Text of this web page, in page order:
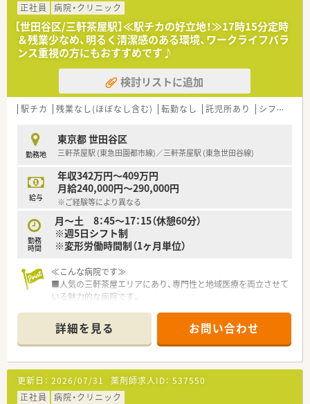
正社員
病院・クリニック
【世田谷区/三軒茶屋駅】≪駅チカの好立地！≫17時15分定時
＆残業少なめ、明るく清潔感のある環境、ワークライフバラ
ンス重視の方にもおすすめです♪
検討リストに追加
駅チカ 残業なし(ほぼなし含む) 転勤なし 託児所あり シフト制
勤務地
東京都 世田谷区
三軒茶屋駅 (東急田園都市線)／三軒茶屋駅 (東急世田谷線)
給与
年収342万円～409万円
月給240,000円～290,000円
※ご経験等により異なる
勤務
時間
月～土 8：45～17：15（休憩60分）
※週5日シフト制
※変形労働時間制（1ヶ月単位）
≪こんな病院です≫
■人気の三軒茶屋エリアにあり、専門性と地域医療を両立させて
いる魅力的な病院です。
常に明るく清潔感のある環境です。
■従来の療養病棟から「乳腺外科」と「特殊疾患病棟」を2大柱と
する病院へと生まれ変わりました。
■救急車の受け入れはしておらず、基本的に予約入院となってお
り全体の業務としては計画的に進めることができている環境で
す。
■共に働く従業員の皆様を大事に運営されております。
詳細を見る お問い合わせ
更新日： 2026/07/31 薬剤師求人ID： 537550
正社員
病院・クリニック